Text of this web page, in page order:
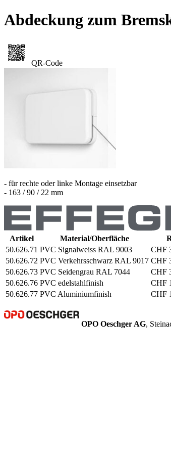
Abdeckung zum
QR-Code
- für rechte oder linke Montage einsetzbar
- 163 / 90 / 22 mm
Artikel Material/Oberfläche
50.626.71 PVC Signalweiss RAL 9003
CHF
50.626.72 PVC Verkehrsschwarz RAL 9017 CHF
50.626.73 PVC Seidengrau RAL 7044
CHF
50.626.76 PVC edelstahlfinish
CHF
50.626.77 PVC Aluminiumfinish CHF
OPO Oeschger AG,